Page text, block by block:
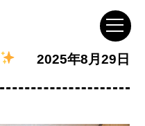
投
2025年8月29日